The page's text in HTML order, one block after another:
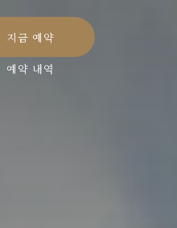
지금 예약
예약 내역